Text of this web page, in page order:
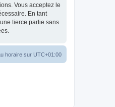
Vous acceptez le
En tant
tierce partie sans
horaire sur UTC+01:00